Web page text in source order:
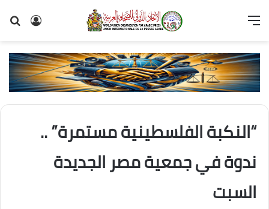
تسجيل
القائمة
“النكبة الفلسطينية مستمرة” ..
ندوة في جمعية مصر الجديدة
السبت